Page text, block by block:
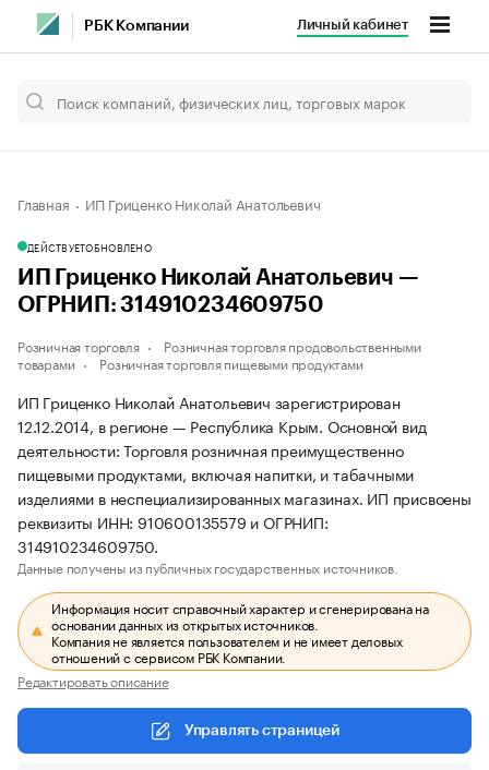
РБК Компании Личный кабинет
Главная ИП Гриценко Николай Анатольевич
ДЕЙСТВУЕТОБНОВЛЕНО
ИП Гриценко Николай Анатольевич —
ОГРНИП: 314910234609750
Розничная торговля
Розничная торговля продовольственными
товарами
Розничная торговля пищевыми продуктами
ИП Гриценко Николай Анатольевич зарегистрирован
12.12.2014, в регионе — Республика Крым. Основной вид
деятельности: Торговля розничная преимущественно
пищевыми продуктами, включая напитки, и табачными
изделиями в неспециализированных магазинах. ИП присвоены
реквизиты ИНН: 910600135579 и ОГРНИП:
314910234609750.
Данные получены из публичных государственных источников.
Информация носит справочный характер и сгенерирована на
основании данных из открытых источников.
Компания не является пользователем и не имеет деловых
отношений с сервисом РБК Компании.
Редактировать описание
Управлять страницей